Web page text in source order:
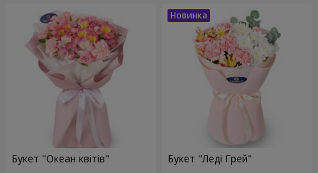
Букет "Океан квітів" Букет "Леді Грей"